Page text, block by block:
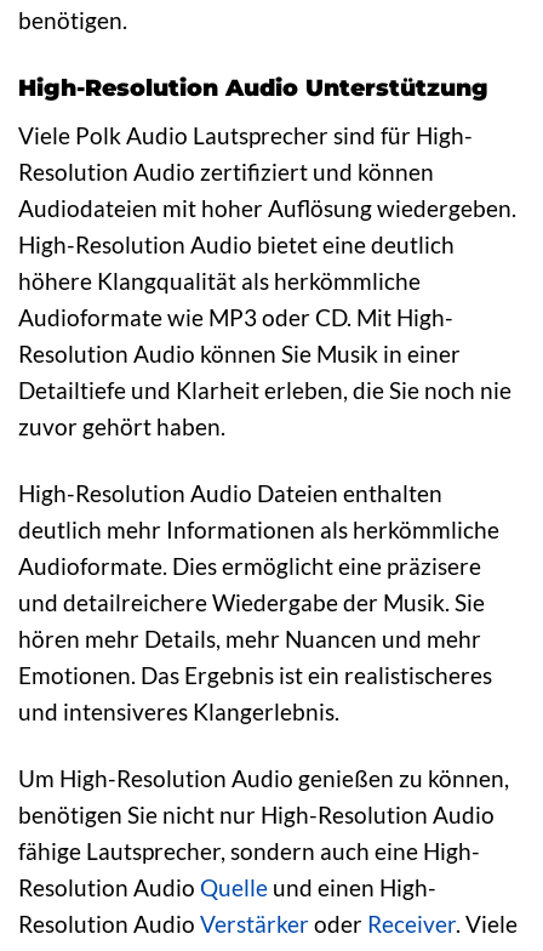
benötigen.
High-Resolution Audio Unterstützung
Viele Polk Audio Lautsprecher sind für High-
Resolution Audio zertifiziert und können
Audiodateien mit hoher Auflösung wiedergeben.
High-Resolution Audio bietet eine deutlich
höhere Klangqualität als herkömmliche
Audioformate wie MP3 oder CD. Mit High-
Resolution Audio können Sie Musik in einer
Detailtiefe und Klarheit erleben, die Sie noch nie
zuvor gehört haben.
High-Resolution Audio Dateien enthalten
deutlich mehr Informationen als herkömmliche
Audioformate. Dies ermöglicht eine präzisere
und detailreichere Wiedergabe der Musik. Sie
hören mehr Details, mehr Nuancen und mehr
Emotionen. Das Ergebnis ist ein realistischeres
und intensiveres Klangerlebnis.
Um High-Resolution Audio genießen zu können,
benötigen Sie nicht nur High-Resolution Audio
fähige Lautsprecher, sondern auch eine High-
Resolution Audio Quelle und einen High-
Resolution Audio Verstärkeroder Receiver. Viele